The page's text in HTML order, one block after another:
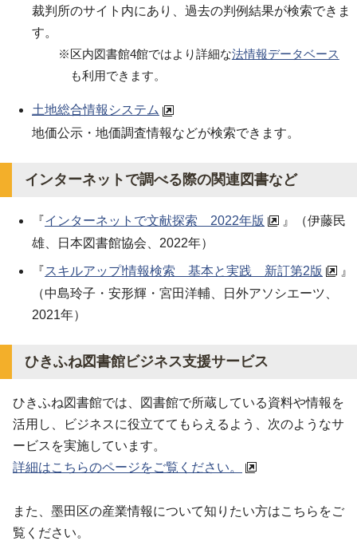
裁判所のサイト内にあり、過去の判例結果が検索できま
す。
※区内図書館4館ではより詳細な法情報データベース
も利用できます。
土地総合情報システム
地価公示・地価調査情報などが検索できます。
インターネットで調べる際の関連図書など
『インターネットで文献探索 2022年版
』（伊藤民
雄、日本図書館協会、2022年）
『スキルアップ!情報検索 基本と実践 新訂第2版
』
（中島玲子・安形輝・宮田洋輔、日外アソシエーツ、
2021年）
ひきふね図書館ビジネス支援サービス
ひきふね図書館では、図書館で所蔵している資料や情報を
活用し、ビジネスに役立ててもらえるよう、次のようなサ
ービスを実施しています。
詳細はこちらのページをご覧ください。
また、墨田区の産業情報について知りたい方はこちらをご
覧ください。